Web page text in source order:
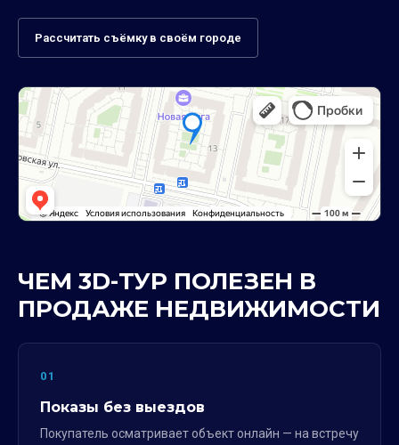
Рассчитать съёмку в своём городе
ЧЕМ 3D-ТУР ПОЛЕЗЕН В
ПРОДАЖЕ НЕДВИЖИМОСТИ
01
Показы без выездов
Покупатель осматривает объект онлайн — на встречу